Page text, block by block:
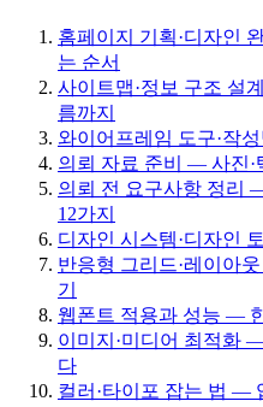
홈페이지 기획·디자인
는 순서
사이트맵·정보 구조 설
름까지
와이어프레임 도구·작성
의뢰 자료 준비 — 사진·
의뢰 전 요구사항 정리
12가지
디자인 시스템·디자인
반응형 그리드·레이아
기
웹폰트 적용과 성능 —
이미지·미디어 최적화
다
컬러·타이포 잡는 법 —